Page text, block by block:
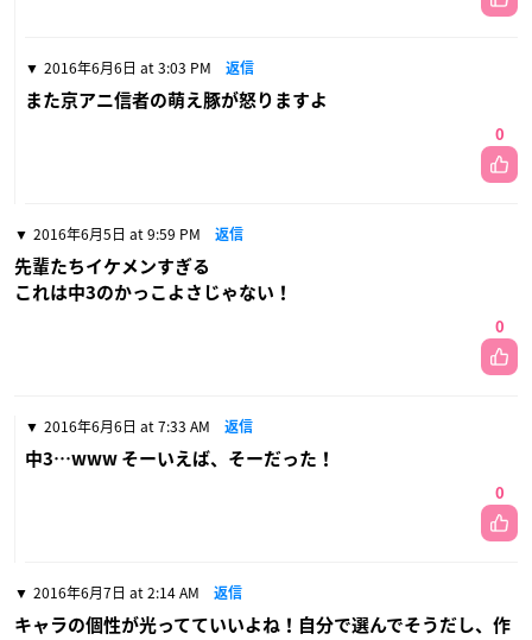
2016年6月6日 at 3:03 PM 返信
また京アニ信者の萌え豚が怒りますよ
0
2016年6月5日 at 9:59 PM 返信
先輩たちイケメンすぎる
これは中3のかっこよさじゃない！
0
2016年6月6日 at 7:33 AM 返信
中3…www そーいえば、そーだった！
0
2016年6月7日 at 2:14 AM 返信
キャラの個性が光ってていいよね！自分で選んでそうだし、作